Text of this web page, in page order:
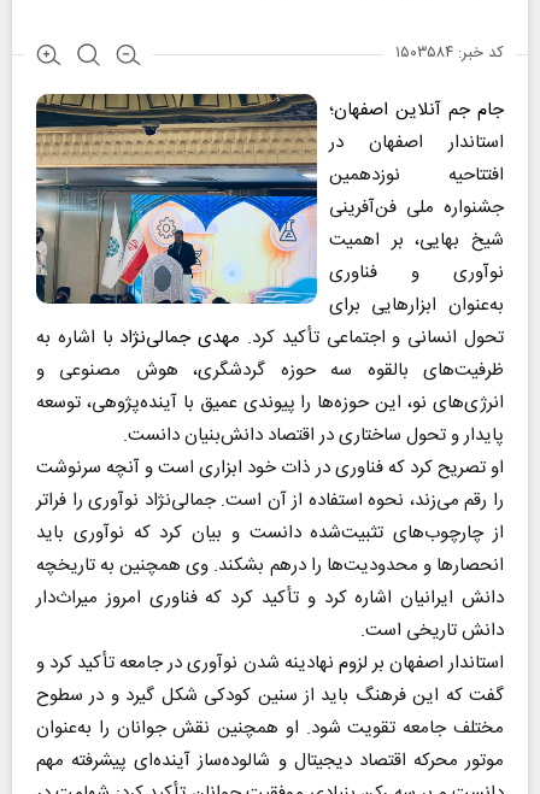
کد خبر: ۱۵۰۳۵۸۴
جام جم آنلاین اصفهان؛
استاندار اصفهان در
افتتاحیه نوزدهمین
جشنواره ملی فن‌آفرینی
شیخ بهایی، بر اهمیت
نوآوری و فناوری
به‌عنوان ابزارهایی برای
تحول انسانی و اجتماعی تأکید کرد. مهدی جمالی‌نژاد با اشاره به
ظرفیت‌های بالقوه سه حوزه گردشگری، هوش مصنوعی و
انرژی‌های نو، این حوزه‌ها را پیوندی عمیق با آینده‌پژوهی، توسعه
پایدار و تحول ساختاری در اقتصاد دانش‌بنیان دانست.
او تصریح کرد که فناوری در ذات خود ابزاری است و آنچه سرنوشت
را رقم می‌زند، نحوه استفاده از آن است. جمالی‌نژاد نوآوری را فراتر
از چارچوب‌های تثبیت‌شده دانست و بیان کرد که نوآوری باید
انحصارها و محدودیت‌ها را درهم بشکند. وی همچنین به تاریخچه
دانش ایرانیان اشاره کرد و تأکید کرد که فناوری امروز میراث‌دار
دانش تاریخی است.
استاندار اصفهان بر لزوم نهادینه شدن نوآوری در جامعه تأکید کرد و
گفت که این فرهنگ باید از سنین کودکی شکل گیرد و در سطوح
مختلف جامعه تقویت شود. او همچنین نقش جوانان را به‌عنوان
موتور محرکه اقتصاد دیجیتال و شالوده‌ساز آینده‌ای پیشرفته مهم